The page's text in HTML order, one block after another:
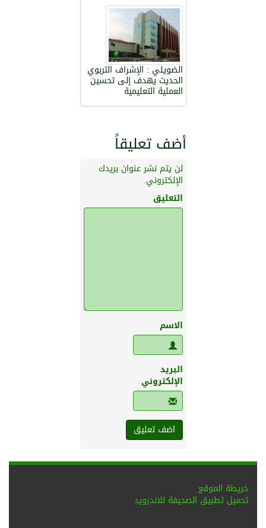
الضويلي : الإشراف التربوي
الحديث يهدف إلى تحسين
العملية التعليمية
أضف تعليقاً
لن يتم نشر عنوان بريدك
الإلكتروني.
التعليق
الاسم
البريد
الإلكتروني
خريطة الموقع
تحميل تطبيق الصحيفة للاندرويد